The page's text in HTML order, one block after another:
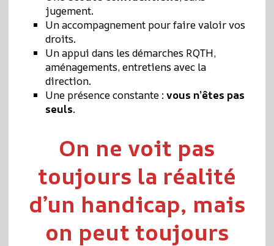
jugement.
Un accompagnement pour faire valoir vos
droits.
Un appui dans les démarches RQTH,
aménagements, entretiens avec la
direction.
Une présence constante : vous n’êtes pas
seuls.
On ne voit pas
toujours la réalité
d’un handicap, mais
on peut toujours